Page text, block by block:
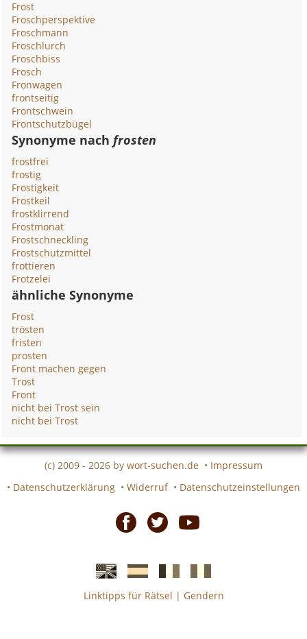
Frost
Froschperspektive
Froschmann
Froschlurch
Froschbiss
Frosch
Fronwagen
frontseitig
Frontschwein
Frontschutzbügel
Synonyme nachfrosten
frostfrei
frostig
Frostigkeit
Frostkeil
frostklirrend
Frostmonat
Frostschneckling
Frostschutzmittel
frottieren
Frotzelei
ähnliche Synonyme
Frost
trösten
fristen
prosten
Front machen gegen
Trost
Front
nicht bei Trost sein
nicht bei Trost
(c) 2009 - 2026 by wort-suchen.de • Impressum
• Datenschutzerklärung • Widerruf • Datenschutzeinstellungen
EnglischeSpanischefranzösicheitalienische
Linktipps für Rätsel | Gendern